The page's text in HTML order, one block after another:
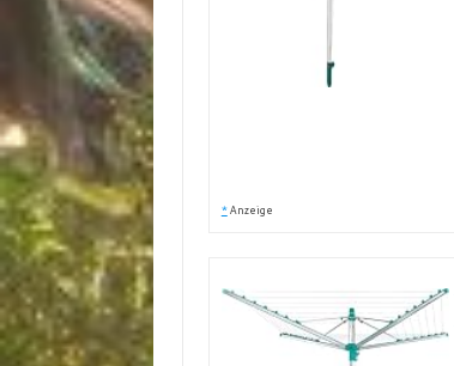
* Anzeige